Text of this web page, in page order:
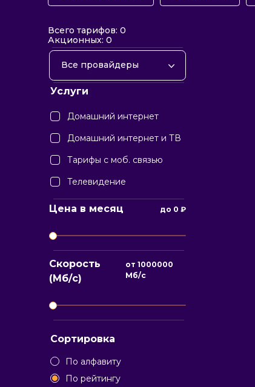
Всего тарифов: 0
Акционных: 0
Все провайдеры
Услуги
Домашний интернет
Домашний интернет и ТВ
Тарифы с моб. связью
Телевидение
Цена в месяц до 0 ₽
Скорость
(Мб/с)
от1000000
Мб/с
Сортировка
По алфавиту
По рейтингу